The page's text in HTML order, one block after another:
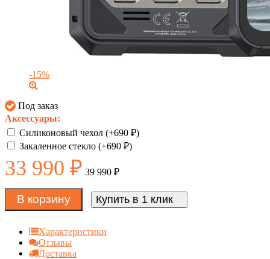
-15%
Под заказ
Аксессуары:
Силиконовый чехол (+690 ₽)
Закаленное стекло (+690 ₽)
33 990 ₽ 39 990 ₽
В корзину Купить в 1 клик
Характеристики
Отзывы
Доставка